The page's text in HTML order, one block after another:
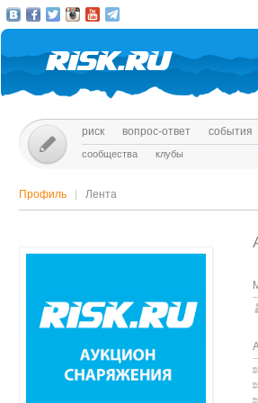
риск вопрос-ответ события
сообщества клубы
Профиль Лента